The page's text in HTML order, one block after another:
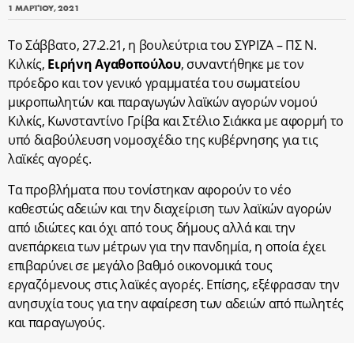
1 ΜΑΡΤΊΟΥ, 2021
Το Σάββατο, 27.2.21, η βουλεύτρια του ΣΥΡΙΖΑ – ΠΣ Ν.
Κιλκίς, Ειρήνη Αγαθοπούλου, συναντήθηκε με τον
πρόεδρο και τον γενικό γραμματέα του σωματείου
μικροπωλητών και παραγωγών λαϊκών αγορών νομού
Κιλκίς, Κωνσταντίνο Γρίβα και Στέλιο Σιάκκα με αφορμή το
υπό διαβούλευση νομοσχέδιο της κυβέρνησης για τις
λαϊκές αγορές.
Τα προβλήματα που τονίστηκαν αφορούν το νέο
καθεστώς αδειών και την διαχείριση των λαϊκών αγορών
από ιδιώτες και όχι από τους δήμους αλλά και την
ανεπάρκεια των μέτρων για την πανδημία, η οποία έχει
επιβαρύνει σε μεγάλο βαθμό οικονομικά τους
εργαζόμενους στις λαϊκές αγορές. Επίσης, εξέφρασαν την
ανησυχία τους για την αφαίρεση των αδειών από πωλητές
και παραγωγούς.